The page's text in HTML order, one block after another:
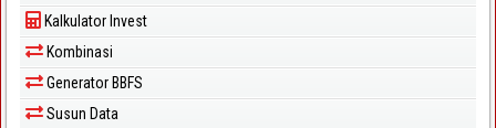
Kalkulator Invest
Kombinasi
Generator BBFS
Susun Data